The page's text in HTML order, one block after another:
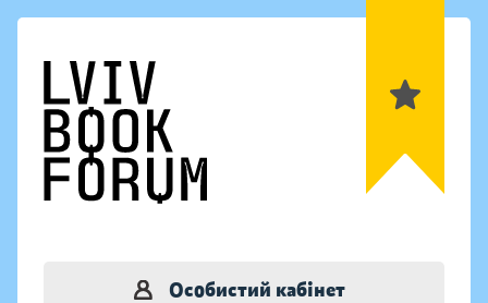
Особистий кабінет